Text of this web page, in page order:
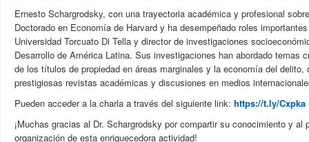
Ernesto Schargrodsky, con una trayectoria académica y profesional
Doctorado en Economía de Harvard y ha desempeñado roles
Universidad Torcuato Di Tella y director de investigaciones
Desarrollo de América Latina. Sus investigaciones han abordado temas
de los títulos de propiedad en áreas marginales y la economía del delito,
prestigiosas revistas académicas y discusiones en medios
Pueden acceder a la charla a través del siguiente link: https://t.ly/Cxpka
¡Muchas gracias al Dr. Schargrodsky por compartir su conocimiento y al
organización de esta enriquecedora actividad!